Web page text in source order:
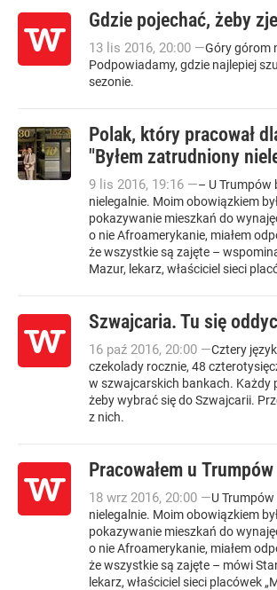
Gdzie pojechać, żeby
13 lis 2016, 20:00 —Góry górom
Podpowiadamy, gdzie najlepiej
sezonie.
Polak, który pracował
"Byłem zatrudniony
9 lis 2016, 19:16 —– U Trumpów
nielegalnie. Moim obowiązkiem
pokazywanie mieszkań do
o nie Afroamerykanie, miałem
że wszystkie są zajęte –
Mazur, lekarz, właściciel sieci
Szwajcaria. Tu się
16 paź 2016, 20:00 —Cztery
czekolady rocznie, 48
w szwajcarskich bankach. Każdy
żeby wybrać się do Szwajcarii.
z nich.
Pracowałem u Trumpów
18 wrz 2016, 20:00 —U
nielegalnie. Moim obowiązkiem
pokazywanie mieszkań do
o nie Afroamerykanie, miałem
że wszystkie są zajęte – mówi
lekarz, właściciel sieci placówek